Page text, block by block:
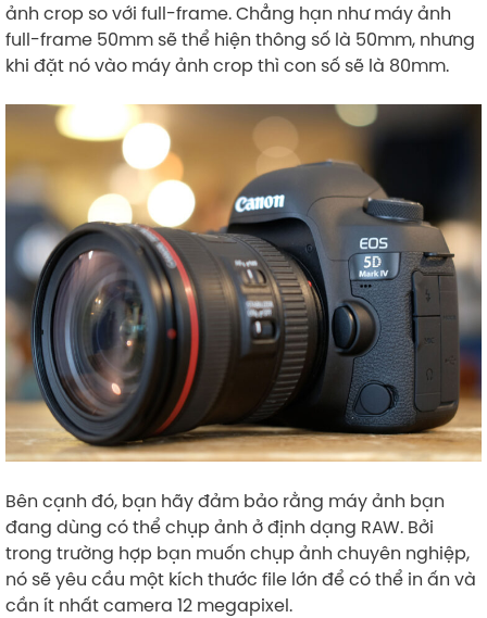
ảnh crop so với full-frame. Chẳng hạn như máy ảnh
full-frame 50mm sẽ thể hiện thông số là 50mm, nhưng
khi đặt nó vào máy ảnh crop thì con số sẽ là 80mm.
Bên cạnh đó, bạn hãy đảm bảo rằng máy ảnh bạn
đang dùng có thể chụp ảnh ở định dạng RAW. Bởi
trong trường hợp bạn muốn chụp ảnh chuyên nghiệp,
nó sẽ yêu cầu một kích thước file lớn để có thể in ấn và
cần ít nhất camera 12 megapixel.